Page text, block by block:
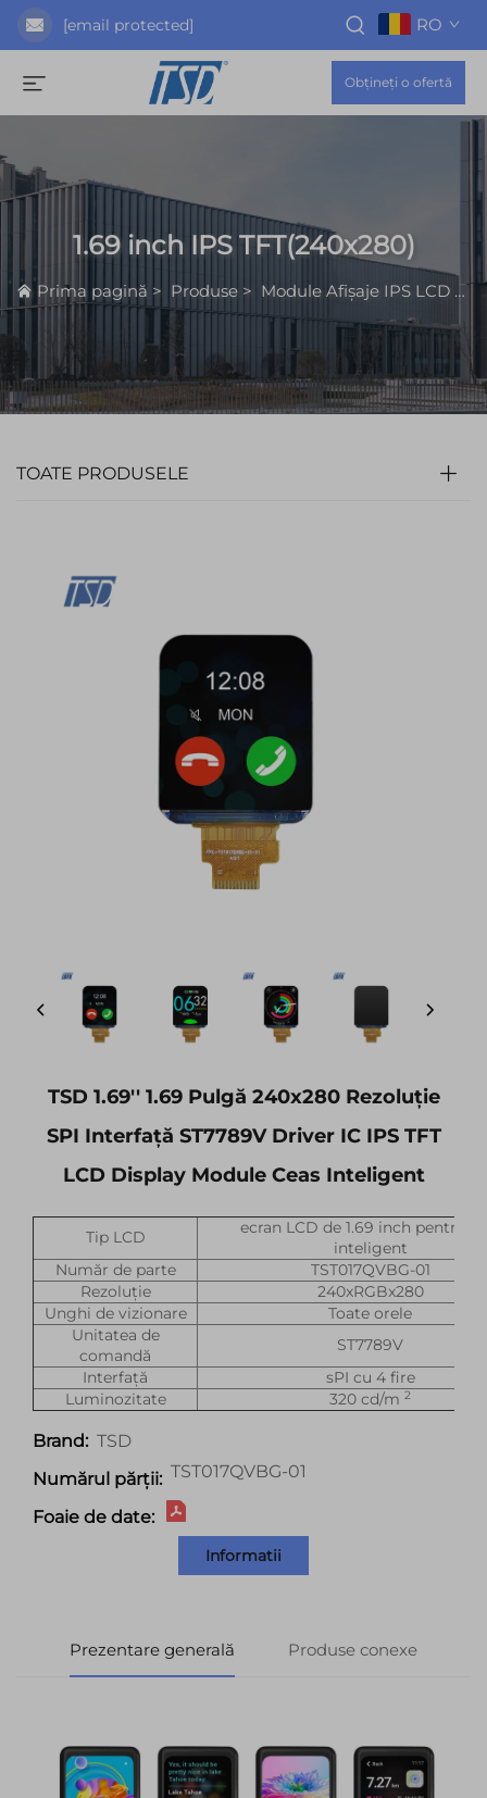
[email protected] RO
Obțineți o ofertă
1.69 inch IPS TFT(240x280)
Prima pagină > Produse > Module Afișaje IPS LCD
TOATE PRODUSELE
TSD 1.69'' 1.69 Pulgă 240x280 Rezoluție
SPI Interfață ST7789V Driver IC IPS TFT
LCD Display Module Ceas Inteligent
Tip LCD
ecran LCD de 1.69 inch pentru
inteligent
Număr de parte
TST017QVBG-01
Rezoluție
240xRGBx280
Unghi de vizionare
Toate orele
Unitatea de
comandă
ST7789V
Interfață
sPI cu 4 fire
Luminozitate
320 cd/m 2
Brand: TSD
Numărul părții: TST017QVBG-01
Foaie de date:
Informatii
Prezentare generală Produse conexe